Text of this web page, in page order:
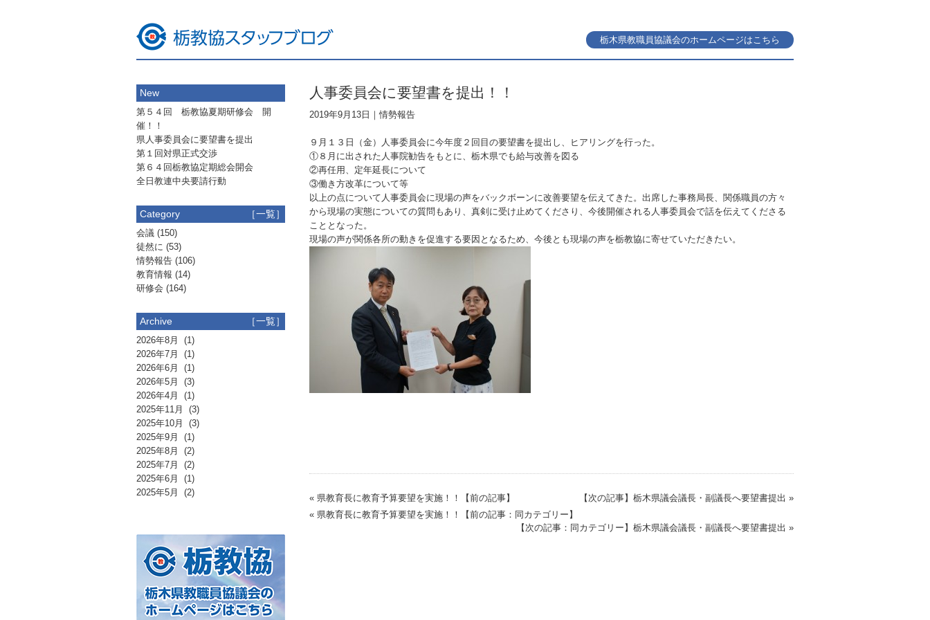
栃木県教職員協議会のホームページはこちら
人事委員会に要望書を提出！！
2019年9月13日｜情勢報告
９月１３日（金）人事委員会に今年度２回目の要望書を提出し、ヒアリングを行った。
①８月に出された人事院勧告をもとに、栃木県でも給与改善を図る
②再任用、定年延長について
③働き方改革について等
以上の点について人事委員会に現場の声をバックボーンに改善要望を伝えてきた。出席した事務局長、関係職員の方々
から現場の実態についての質問もあり、真剣に受け止めてくださり、今後開催される人事委員会で話を伝えてくださる
こととなった。
現場の声が関係各所の動きを促進する要因となるため、今後とも現場の声を栃教協に寄せていただきたい。
« 県教育長に教育予算要望を実施！！【前の記事】
【次の記事】栃木県議会議長・副議長へ要望書提出 »
« 県教育長に教育予算要望を実施！！【前の記事：同カテゴリー】
【次の記事：同カテゴリー】栃木県議会議長・副議長へ要望書提出 »
New
第５４回 栃教協夏期研修会 開
催！！
県人事委員会に要望書を提出
第１回対県正式交渉
第６４回栃教協定期総会開会
全日教連中央要請行動
Category ［一覧］
会議 (150)
徒然に (53)
情勢報告 (106)
教育情報 (14)
研修会 (164)
Archive ［一覧］
2026年8月
(1)
2026年7月
(1)
2026年6月
(1)
2026年5月
(3)
2026年4月
(1)
2025年11月
(3)
2025年10月
(3)
2025年9月
(1)
2025年8月
(2)
2025年7月
(2)
2025年6月
(1)
2025年5月
(2)